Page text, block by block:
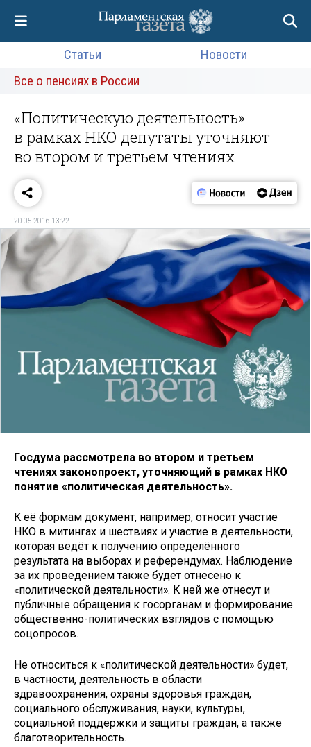
Статьи
Новости
Все о пенсиях в России
«Политическую деятельность»
в рамках НКО депутаты уточняют
во втором и третьем чтениях
20.05.2016 13:22
Госдума рассмотрела во втором и третьем
чтениях законопроект, уточняющий в рамках НКО
понятие «политическая деятельность».
К её формам документ, например, относит участие
НКО в митингах и шествиях и участие в деятельности,
которая ведёт к получению определённого
результата на выборах и референдумах. Наблюдение
за их проведением также будет отнесено к
«политической деятельности». К ней же отнесут и
публичные обращения к госорганам и формирование
общественно-политических взглядов с помощью
соцопросов.
Не относиться к «политической деятельности» будет,
в частности, деятельность в области
здравоохранения, охраны здоровья граждан,
социального обслуживания, науки, культуры,
социальной поддержки и защиты граждан, а также
благотворительность.